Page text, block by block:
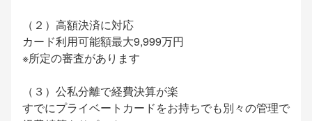
（２）高額決済に対応
カード利用可能額最大9,999万円
※所定の審査があります
（３）公私分離で経費決算が楽
すでにプライベートカードをお持ちでも別々の管理で